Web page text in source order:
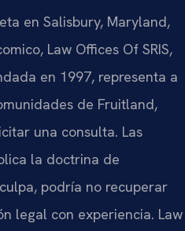
en Salisbury, Maryland,
Law Offices Of SRIS,
en 1997, representa a
de Fruitland,
una consulta. Las
la doctrina de
podría no recuperar
legal con experiencia. Law